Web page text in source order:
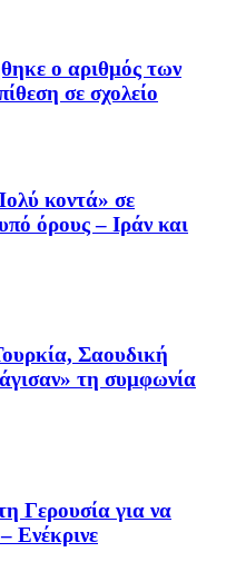
ο αριθμός των
σε σχολείο
κοντά» σε
όρους – Ιράν και
Σαουδική
τη συμφωνία
Γερουσία για να
Ενέκρινε